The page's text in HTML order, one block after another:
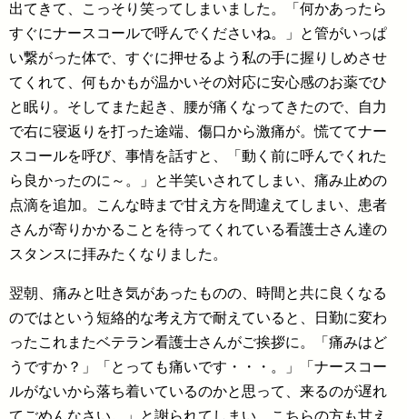
出てきて、こっそり笑ってしまいました。「何かあったら
すぐにナースコールで呼んでくださいね。」と管がいっぱ
い繋がった体で、すぐに押せるよう私の手に握りしめさせ
てくれて、何もかもが温かいその対応に安心感のお薬でひ
と眠り。そしてまた起き、腰が痛くなってきたので、自力
で右に寝返りを打った途端、傷口から激痛が。慌ててナー
スコールを呼び、事情を話すと、「動く前に呼んでくれた
ら良かったのに～。」と半笑いされてしまい、痛み止めの
点滴を追加。こんな時まで甘え方を間違えてしまい、患者
さんが寄りかかることを待ってくれている看護士さん達の
スタンスに拝みたくなりました。
翌朝、痛みと吐き気があったものの、時間と共に良くなる
のではという短絡的な考え方で耐えていると、日勤に変わ
ったこれまたベテラン看護士さんがご挨拶に。「痛みはど
うですか？」「とっても痛いです・・・。」「ナースコー
ルがないから落ち着いているのかと思って、来るのが遅れ
てごめんなさい。」と謝られてしまい、こちらの方も甘え